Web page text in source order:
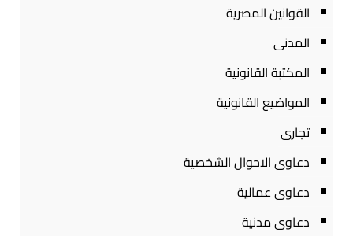
القوانين المصرية
المدنى
المكتبة القانونية
المواضيع القانونية
تجارى
دعاوى الاحوال الشخصية
دعاوى عمالية
دعاوى مدنية